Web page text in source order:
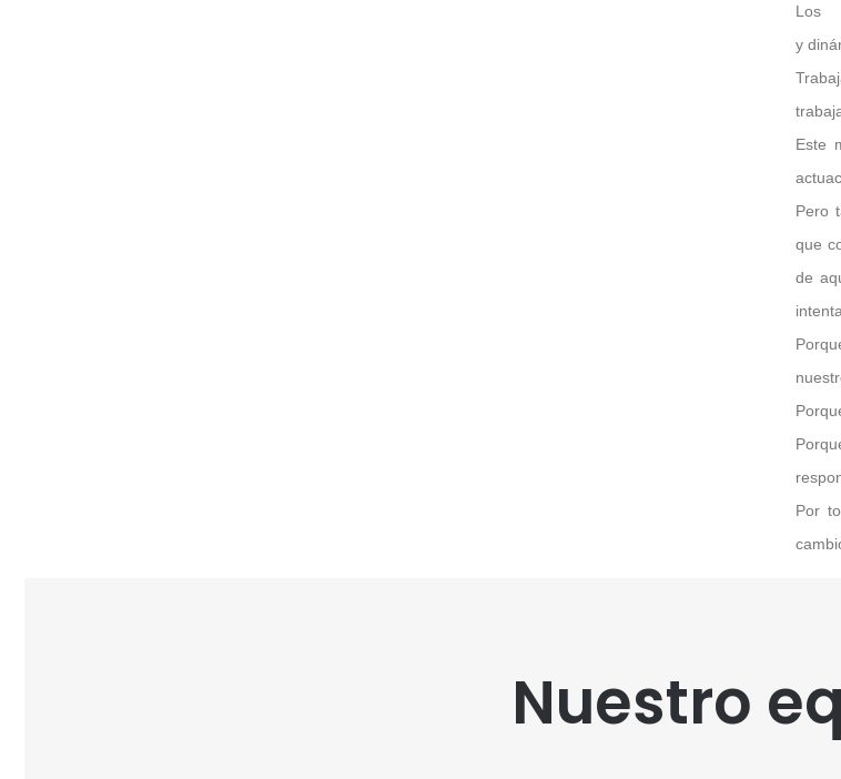
y
Este
Pero
que
de
Por
Nuestro